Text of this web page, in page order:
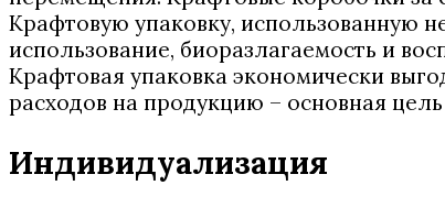
Крафтовую упаковку, использованную
использование, биоразлагаемость и
Крафтовая упаковка экономически
расходов на продукцию – основная
Индивидуализация